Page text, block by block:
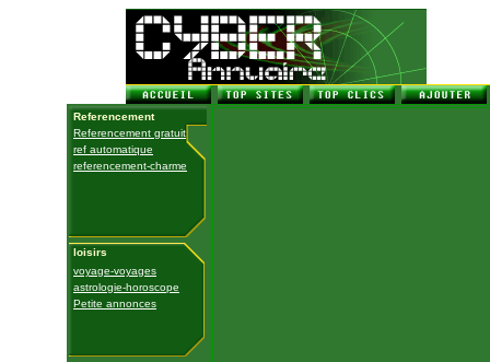
Referencement
Referencement gratuit
ref automatique
referencement-charme
loisirs
voyage-voyages
astrologie-horoscope
Petite annonces